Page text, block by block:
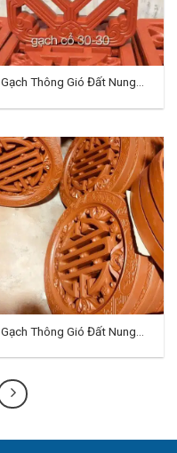
Gạch Thông Gió Đất Nung
Gạch Thông Gió Đất Nung